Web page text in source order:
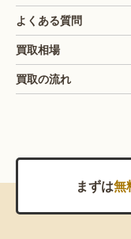
よくある質問
買取相場
買取の流れ
まずは無